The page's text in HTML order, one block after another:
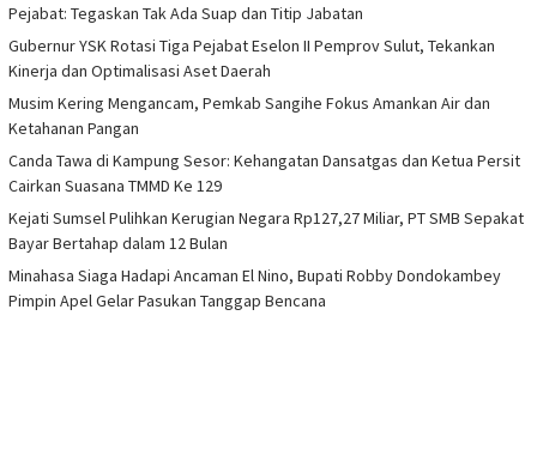
Pejabat: Tegaskan Tak Ada Suap dan Titip Jabatan
Gubernur YSK Rotasi Tiga Pejabat Eselon II Pemprov Sulut, Tekankan
Kinerja dan Optimalisasi Aset Daerah
Musim Kering Mengancam, Pemkab Sangihe Fokus Amankan Air dan
Ketahanan Pangan
Canda Tawa di Kampung Sesor: Kehangatan Dansatgas dan Ketua Persit
Cairkan Suasana TMMD Ke 129
Kejati Sumsel Pulihkan Kerugian Negara Rp127,27 Miliar, PT SMB Sepakat
Bayar Bertahap dalam 12 Bulan
Minahasa Siaga Hadapi Ancaman El Nino, Bupati Robby Dondokambey
Pimpin Apel Gelar Pasukan Tanggap Bencana